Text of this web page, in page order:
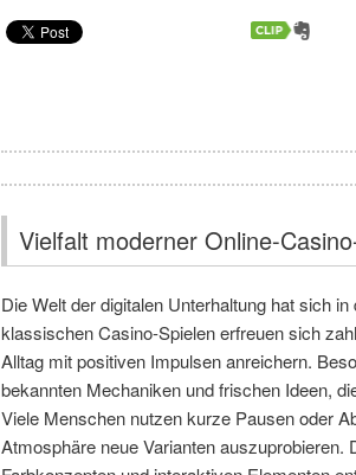
Vielfalt moderner Online-
Die Welt der digitalen Unterhaltung hat sich
klassischen Casino-Spielen erfreuen sich
Alltag mit positiven Impulsen anreichern.
bekannten Mechaniken und frischen Ideen,
Viele Menschen nutzen kurze Pausen oder
Atmosphäre neue Varianten